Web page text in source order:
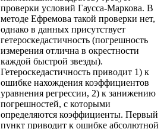
проверки условий Гаусса-Маркова. В
методе Ефремова такой проверки нет,
однако в данных присутствует
гетероскедастичность (погрешность
измерения отлична в окрестности
каждой быстрой звезды).
Гетероскедастичность приводит 1) к
ошибке нахождения коэффициентов
уравнения регрессии, 2) к занижению
погрешностей, с которыми
определяются коэффициенты. Первый
пункт приводит к ошибке абсолютной